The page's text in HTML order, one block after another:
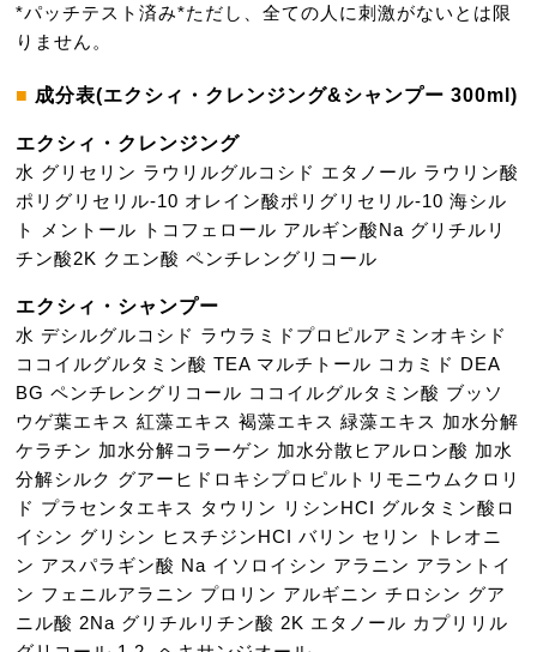
*パッチテスト済み*ただし、全ての人に刺激がないとは限
りません。
成分表(エクシィ・クレンジング&シャンプー 300ml)
エクシィ・クレンジング
水 グリセリン ラウリルグルコシド エタノール ラウリン酸
ポリグリセリル-10 オレイン酸ポリグリセリル-10 海シル
ト
メントール トコフェロール アルギン酸Na グリチルリ
チン酸2K クエン酸 ペンチレングリコール
エクシィ・シャンプー
水 デシルグルコシド ラウラミドプロピルアミンオキシド
ココイルグルタミン酸 TEA マルチトール コカミド DEA
BG ペンチレングリコール ココイルグルタミン酸 ブッソ
ウゲ葉エキス 紅藻エキス 褐藻エキス 緑藻エキス 加水分解
ケラチン 加水分解コラーゲン 加水分散ヒアルロン酸 加水
分解シルク グアーヒドロキシプロピルトリモニウムクロリ
ド プラセンタエキス タウリン リシンHCI グルタミン酸 ロ
イシン グリシン ヒスチジンHCI バリン セリン
トレオニ
ン アスパラギン酸 Na イソロイシン アラニン アラントイ
ン フェニルアラニン プロリン アルギニン チロシン グア
ニル酸 2Na グリチルリチン酸 2K エタノール カプリリル